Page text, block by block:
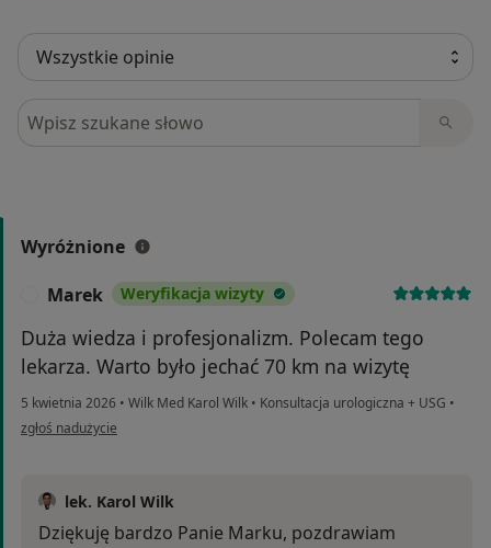
Szukaj w opiniach
Wyróżnione
Marek Weryfikacja wizyty
Duża wiedza i profesjonalizm. Polecam tego
lekarza. Warto było jechać 70 km na wizytę
5 kwietnia 2026 • Wilk Med Karol Wilk • Konsultacja urologiczna + USG •
w opinii użytkownika Marek
zgłoś nadużycie
lek. Karol Wilk
Dziękuję bardzo Panie Marku, pozdrawiam